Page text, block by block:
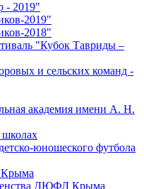
- 2019"
2019"
2018"
"Кубок Тавриды –
и сельских команд -
академия имени А. Н.
юношеского футбола
ДЮФЛ Крыма